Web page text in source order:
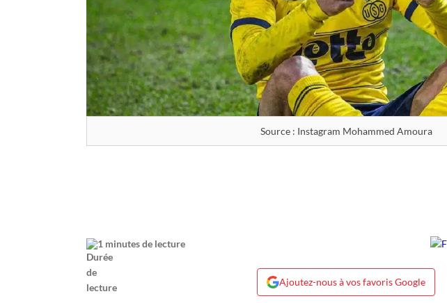
Source : Instagram Mohammed Amoura
1 minutes de lecture
Ajoutez-nous à vos favoris Google